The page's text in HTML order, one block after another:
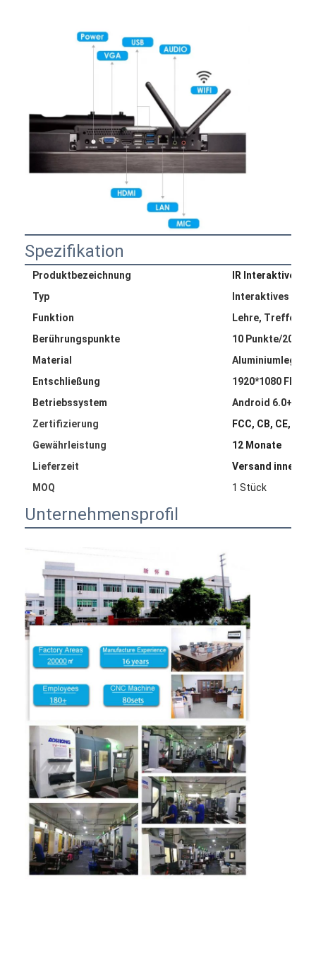
Vergrößerte Steckdose
Konferenztisch-Socketbox
Hydraulische Steckdose
Schreibtischsteckdose
Tischmontage-Stromstreifen
Spezifikation
Produktbezeichnung
IR Interaktive
Typ
Interaktives
Funktion
Lehre, Treffen,
Berührungspunkte
10 Punkte/20
Material
Entschließung
1920*1080 FHD /
Betriebssystem
Android
Zertifizierung
FCC, CB, CE,
Gewährleistung
12 Monate
Lieferzeit
Versand
MOQ
1 Stück
Unternehmensprofil